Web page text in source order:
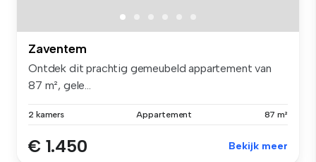
Zaventem
Ontdek dit prachtig gemeubeld appartement van
87 m², gele...
2 kamers Appartement 87 m²
€ 1.450 Bekijk meer